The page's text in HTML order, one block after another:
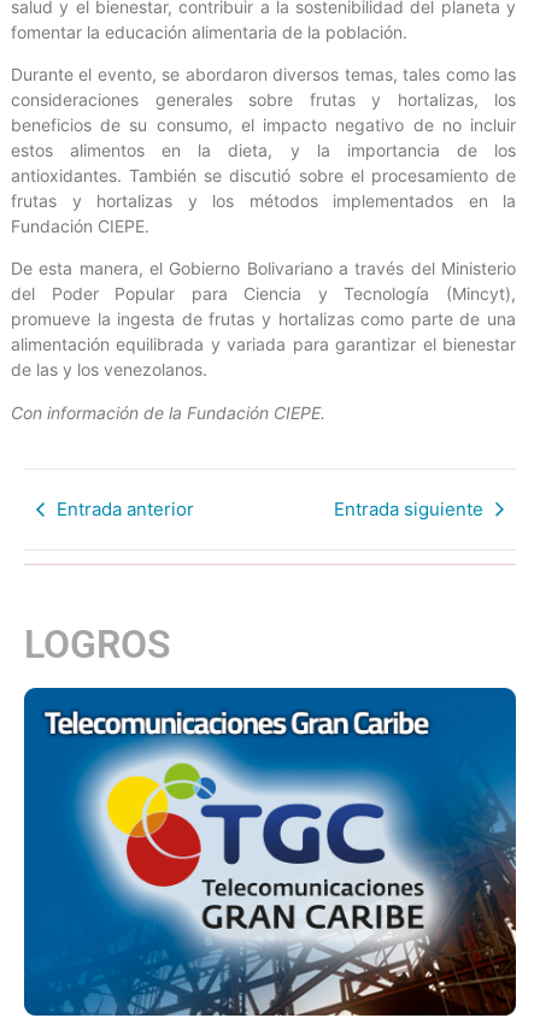
salud y el bienestar, contribuir a la sostenibilidad del planeta y
fomentar la educación alimentaria de la población.
Durante el evento, se abordaron diversos temas, tales como las
consideraciones generales sobre frutas y hortalizas, los
beneficios de su consumo, el impacto negativo de no incluir
estos alimentos en la dieta, y la importancia de los
antioxidantes. También se discutió sobre el procesamiento de
frutas y hortalizas y los métodos implementados en la
Fundación CIEPE.
De esta manera, el Gobierno Bolivariano a través del Ministerio
del Poder Popular para Ciencia y Tecnología (Mincyt),
promueve la ingesta de frutas y hortalizas como parte de una
alimentación equilibrada y variada para garantizar el bienestar
de las y los venezolanos.
Con información de la Fundación CIEPE.
Entrada anterior Entrada siguiente
LOGROS